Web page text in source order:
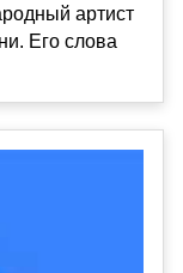
артист
Его слова